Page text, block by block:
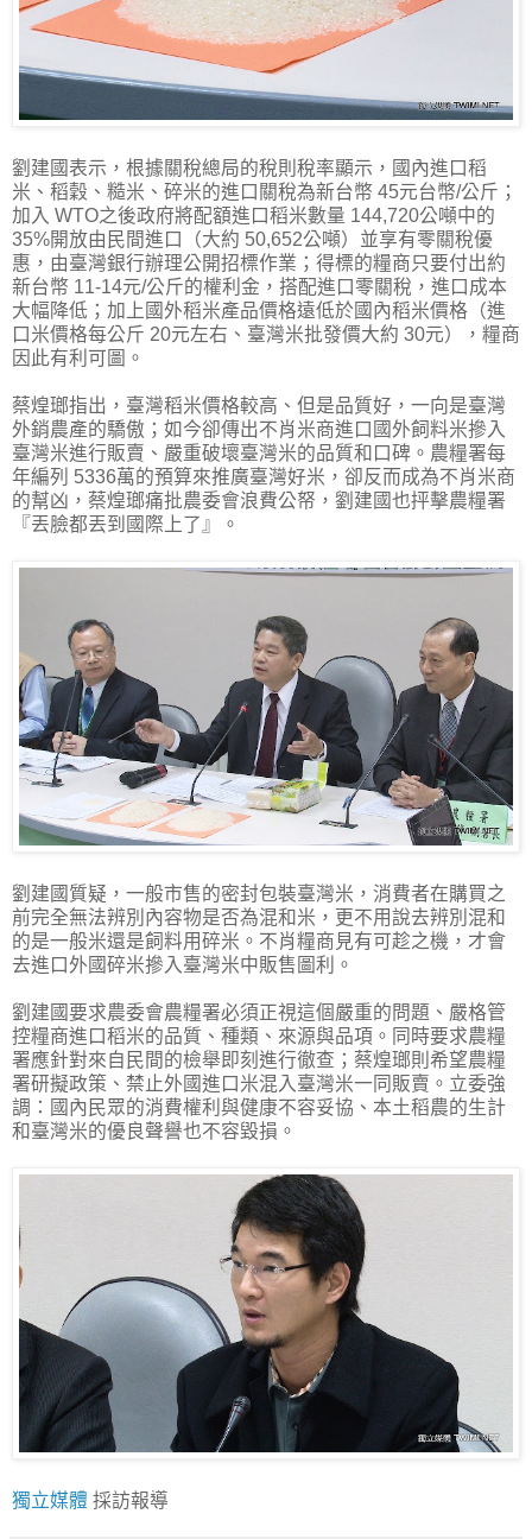
劉建國表示，根據關稅總局的稅則稅率顯示，國內進口稻
米、稻穀、糙米、碎米的進口關稅為新台幣 45元台幣/公斤；
加入 WTO之後政府將配額進口稻米數量 144,720公噸中的
35%開放由民間進口（大約 50,652公噸）並享有零關稅優
惠，由臺灣銀行辦理公開招標作業；得標的糧商只要付出約
新台幣 11-14元/公斤的權利金，搭配進口零關稅，進口成本
大幅降低；加上國外稻米產品價格遠低於國內稻米價格（進
口米價格每公斤 20元左右、臺灣米批發價大約 30元），糧商
因此有利可圖。
蔡煌瑯指出，臺灣稻米價格較高、但是品質好，一向是臺灣
外銷農產的驕傲；如今卻傳出不肖米商進口國外飼料米摻入
臺灣米進行販賣、嚴重破壞臺灣米的品質和口碑。農糧署每
年編列 5336萬的預算來推廣臺灣好米，卻反而成為不肖米商
的幫凶，蔡煌瑯痛批農委會浪費公帑，劉建國也抨擊農糧署
『丟臉都丟到國際上了』。
劉建國質疑，一般市售的密封包裝臺灣米，消費者在購買之
前完全無法辨別內容物是否為混和米，更不用說去辨別混和
的是一般米還是飼料用碎米。不肖糧商見有可趁之機，才會
去進口外國碎米摻入臺灣米中販售圖利。
劉建國要求農委會農糧署必須正視這個嚴重的問題、嚴格管
控糧商進口稻米的品質、種類、來源與品項。同時要求農糧
署應針對來自民間的檢舉即刻進行徹查；蔡煌瑯則希望農糧
署研擬政策、禁止外國進口米混入臺灣米一同販賣。立委強
調：國內民眾的消費權利與健康不容妥協、本土稻農的生計
和臺灣米的優良聲譽也不容毀損。
獨立媒體 採訪報導